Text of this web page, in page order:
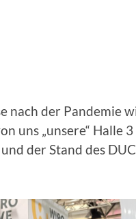
nach der Pandemie
uns „unsere“ Halle
der Stand des